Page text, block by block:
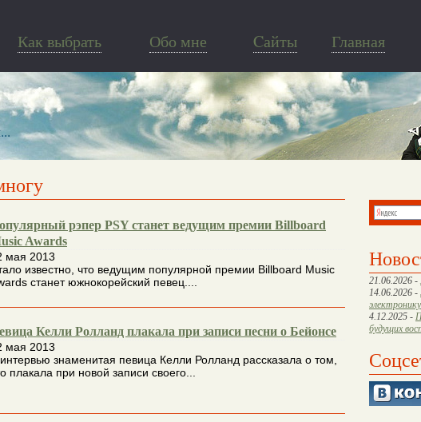
Как выбрать Обо мне Cайты Главная
21.06.2026 -
14.06.2026 -
электронику
4.12.2025 -
будущих
рэпер PSY станет ведущим премии Billboard
Awards
мая 2013
известно, что ведущим популярной премии Billboard Music
станет южнокорейский певец....
Келли Ролланд плакала при записи песни о Бейонсе
мая 2013
знаменитая певица Келли Ролланд рассказала о том,
плакала при новой записи своего...